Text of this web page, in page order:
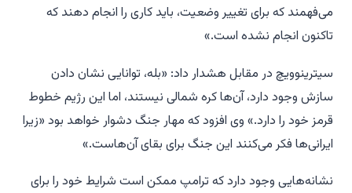
می‌فهمند که برای تغییر وضعیت، باید کاری را انجام دهند که
تاکنون انجام نشده است.»
سیترینوویچ در مقابل هشدار داد: «بله، توانایی نشان دادن
سازش وجود دارد، آن‌ها کره شمالی نیستند، اما این رژیم خطوط
قرمز خود را دارد.» وی افزود که مهار جنگ دشوار خواهد بود «زیرا
ایرانی‌ها فکر می‌کنند این جنگ برای بقای آن‌هاست.»
نشانه‌هایی وجود دارد که ترامپ ممکن است شرایط خود را برای